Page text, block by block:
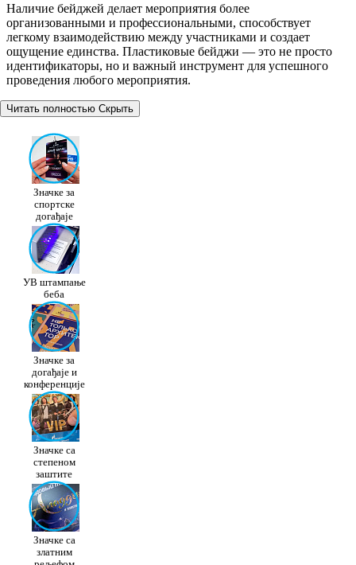
Наличие бейджей делает мероприятия более
организованными и профессиональными, способствует
легкому взаимодействию между участниками и создает
ощущение единства. Пластиковые бейджи — это не просто
идентификаторы, но и важный инструмент для успешного
проведения любого мероприятия.
Читать полностью Скрыть
Значке за
спортске
догађаје
УВ штампање
беба
Значке за
догађаје и
конференције
Значке са
степеном
заштите
Значке са
златним